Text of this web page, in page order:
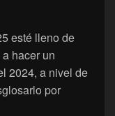
esté lleno de
hacer un
2024, a nivel de
por